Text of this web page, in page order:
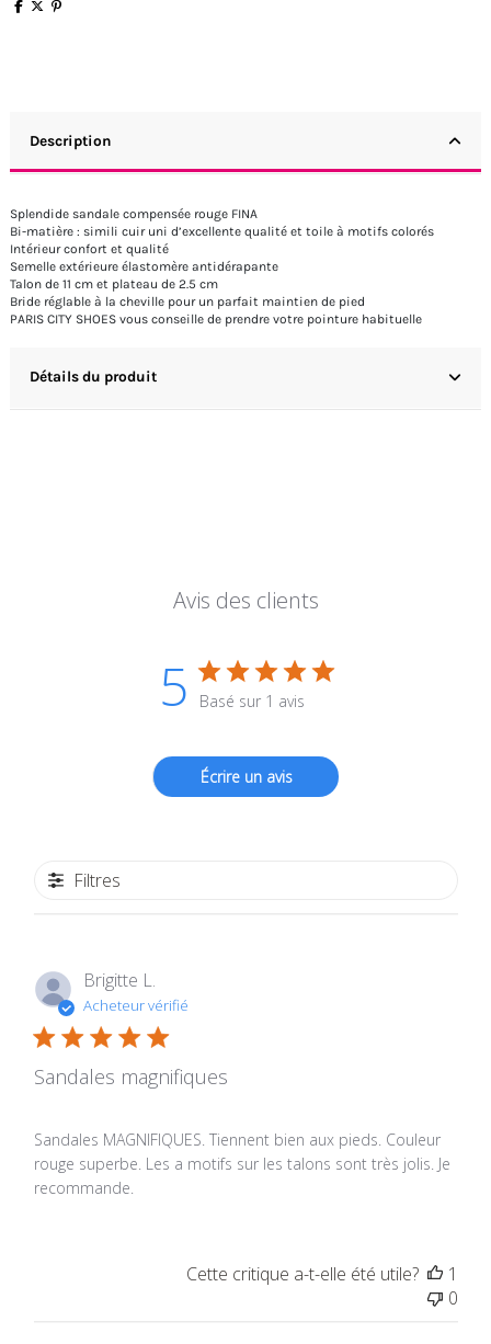
Description
Splendide sandale compensée rouge FINA
Bi-matière : simili cuir uni d’excellente qualité et toile à motifs colorés
Intérieur confort et qualité
Semelle extérieure élastomère antidérapante
Talon de 11 cm et plateau de 2.5 cm
Bride réglable à la cheville pour un parfait maintien de pied
PARIS CITY SHOES vous conseille de prendre votre pointure habituelle
Détails du produit
Avis des clients
5 Basé sur 1 avis
Écrire un avis
Filtres
Brigitte L.
Acheteur vérifié
Sandales magnifiques
Sandales MAGNIFIQUES. Tiennent bien aux pieds. Couleur
rouge superbe. Les a motifs sur les talons sont très jolis. Je
recommande.
Cette critique a-t-elle été utile?
1
0